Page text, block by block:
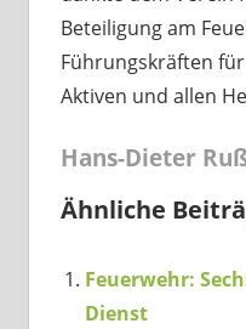
Beteiligung am
Führungskräften
Aktiven und allen
Hans-Dieter
Ähnliche
Feuerwehr:
Dienst